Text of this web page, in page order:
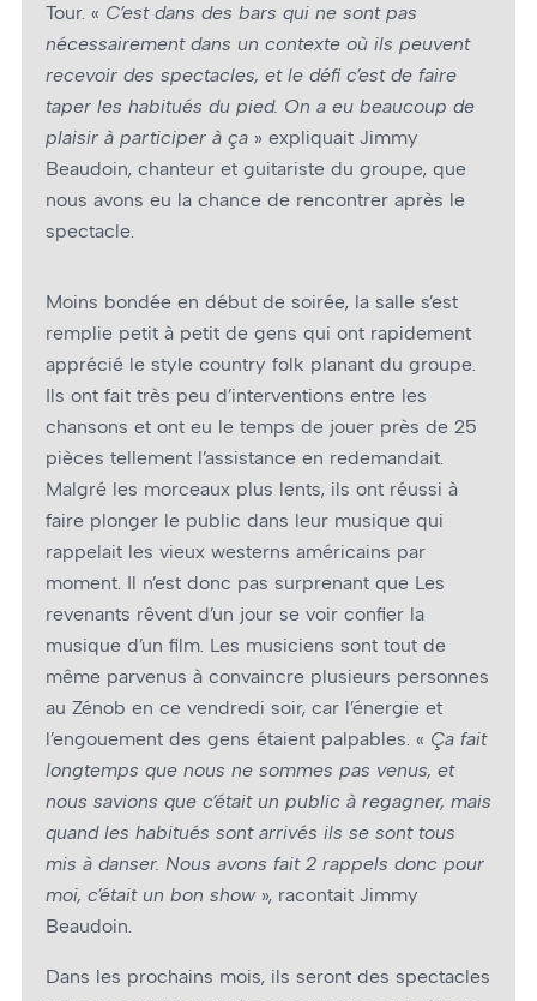
Tour. « C’est dans des bars qui ne sont pas
nécessairement dans un contexte où ils peuvent
recevoir des spectacles, et le défi c’est de faire
taper les habitués du pied. On a eu beaucoup de
plaisir à participer à ça » expliquait Jimmy
Beaudoin, chanteur et guitariste du groupe, que
nous avons eu la chance de rencontrer après le
spectacle.
Moins bondée en début de soirée, la salle s’est
remplie petit à petit de gens qui ont rapidement
apprécié le style country folk planant du groupe.
Ils ont fait très peu d’interventions entre les
chansons et ont eu le temps de jouer près de 25
pièces tellement l’assistance en redemandait.
Malgré les morceaux plus lents, ils ont réussi à
faire plonger le public dans leur musique qui
rappelait les vieux westerns américains par
moment. Il n’est donc pas surprenant que Les
revenants rêvent d’un jour se voir confier la
musique d’un film. Les musiciens sont tout de
même parvenus à convaincre plusieurs personnes
au Zénob en ce vendredi soir, car l’énergie et
l’engouement des gens étaient palpables. « Ça fait
longtemps que nous ne sommes pas venus, et
nous savions que c’était un public à regagner, mais
quand les habitués sont arrivés ils se sont tous
mis à danser. Nous avons fait 2 rappels donc pour
moi, c’était un bon show», racontait Jimmy
Beaudoin.
Dans les prochains mois, ils seront des spectacles